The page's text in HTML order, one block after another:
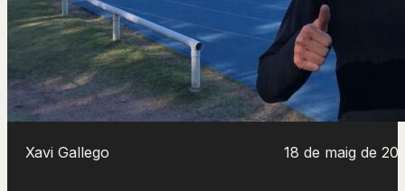
Xavi Gallego 18 de maig de